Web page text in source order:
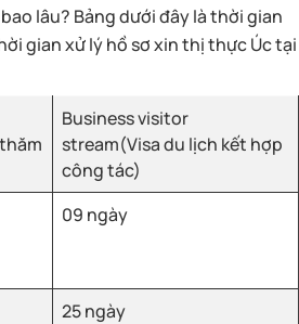
lâu? Bảng dưới đây là thời gian
gian xử lý hồ sơ xin thị thực Úc tại
Business visitor
stream(Visa du lịch kết hợp
công tác)
09 ngày
25 ngày